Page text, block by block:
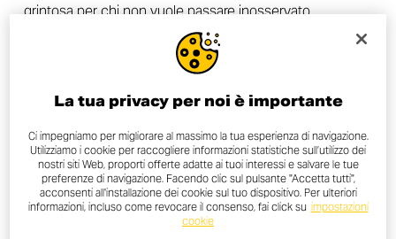
grintosa per chi non vuole passare inosservato.
Il carattere sportivo del Full Throttle 2025 è sottolineato
dal rivestimento della sella e dalla livrea heritage in nero e
bronzo, colore ripreso anche dai cerchi in alluminio,
finitura nera dei paracalore dello scarico e delle cover
laterali anteriori.
Il manubrio ribassato a sezione variabile, il parafango
anteriore corto e il codino sportivo, privo del parafango
La tua privacy per noi è importante
Ci impegniamo per migliorare al massimo la tua esperienza di navigazione.
Utilizziamo i cookie per raccogliere informazioni statistiche sull’utilizzo dei
nostri siti Web, proporti offerte adatte ai tuoi interessi e salvare le tue
preferenze di navigazione. Facendo clic sul pulsante "Accetta tutti",
acconsenti all'installazione dei cookie sul tuo dispositivo. Per ulteriori
informazioni, incluso come revocare il consenso, fai click su impostazioni
cookie